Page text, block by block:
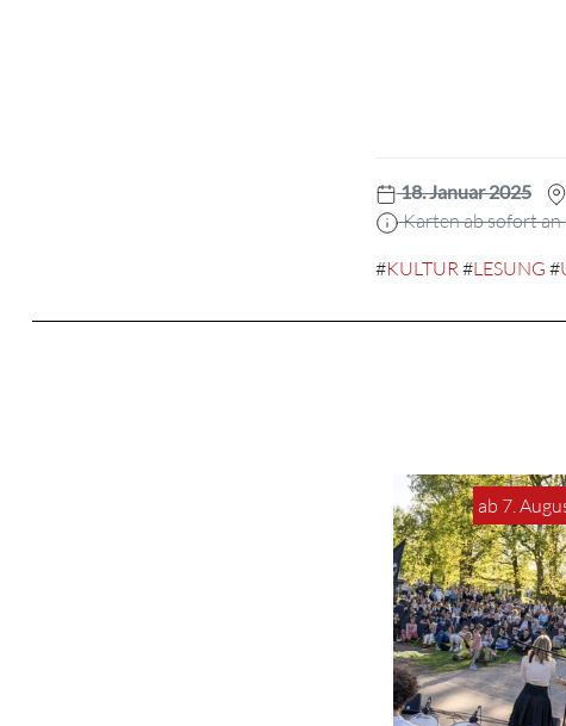
18. Januar 2025
Karten ab sofort an
#KULTUR #LESUNG #
ab 7.